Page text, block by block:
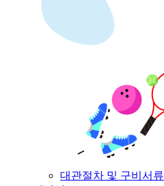
대관절차 및 구비서류